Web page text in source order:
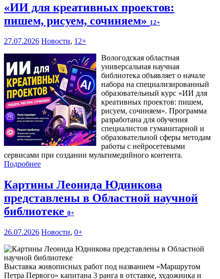
«ИИ для креативных проектов:
пишем, рисуем, сочиняем» 12+
27.07.2026 Новости, 12+
Вологодская областная
универсальная научная
библиотека объявляет о начале
набора на специализированный
образовательный курс «ИИ для
креативных проектов: пишем,
рисуем, сочиняем». Программа
разработана для обучения
специалистов гуманитарной и
образовательной сферы методам
работы с нейросетевыми
сервисами при создании мультимедийного контента.
Подробнее
Картины Леонида Юдникова
представлены в Областной научной
библиотеке 0+
26.07.2026 Новости, 0+
Выставка живописных работ под названием «Маршрутом
Петра Первого» капитана 3 ранга в отставке, художника и